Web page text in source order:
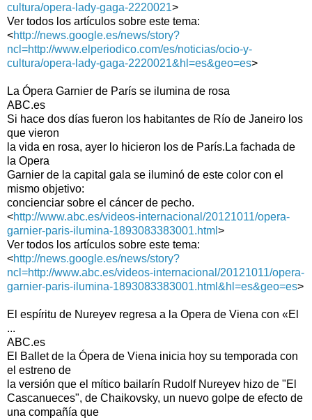
cultura/opera-lady-gaga-2220021>
Ver todos los artículos sobre este tema:
<http://news.google.es/news/story?
ncl=http://www.elperiodico.com/es/noticias/ocio-y-
cultura/opera-lady-gaga-2220021&hl=es&geo=es>
La Ópera Garnier de París se ilumina de rosa
ABC.es
Si hace dos días fueron los habitantes de Río de Janeiro los
que vieron
la vida en rosa, ayer lo hicieron los de París.La fachada de
la Opera
Garnier de la capital gala se iluminó de este color con el
mismo objetivo:
concienciar sobre el cáncer de pecho.
<http://www.abc.es/videos-internacional/20121011/opera-
garnier-paris-ilumina-1893083383001.html >
Ver todos los artículos sobre este tema:
<http://news.google.es/news/story?
ncl=http://www.abc.es/videos-internacional/20121011/opera-
garnier-paris-ilumina-1893083383001.html&hl=es&geo=es>
El espíritu de Nureyev regresa a la Opera de Viena con «El
...
ABC.es
El Ballet de la Ópera de Viena inicia hoy su temporada con
el estreno de
la versión que el mítico bailarín Rudolf Nureyev hizo de "El
Cascanueces", de Chaikovsky, un nuevo golpe de efecto de
una compañía que